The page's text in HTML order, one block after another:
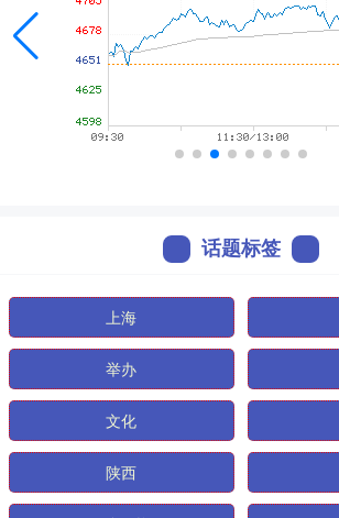
话题标签
上海
举办
文化
陕西